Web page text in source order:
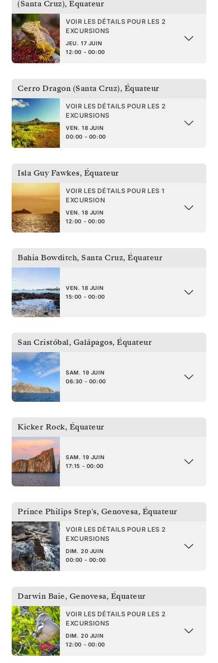
(Santa Cruz), Équateur
VOIR LES DÉTAILS POUR LES 2
EXCURSIONS
JEU. 17 JUIN
12:00 - 00:00
Cerro Dragon (Santa Cruz), Équateur
VOIR LES DÉTAILS POUR LES 2
EXCURSIONS
VEN. 18 JUIN
00:00 - 00:00
Isla Guy Fawkes, Équateur
VOIR LES DÉTAILS POUR LES 1
EXCURSION
VEN. 18 JUIN
12:00 - 00:00
Bahia Bowditch, Santa Cruz, Équateur
VEN. 18 JUIN
15:00 - 00:00
San Cristóbal, Galápagos, Équateur
SAM. 19 JUIN
06:30 - 00:00
Kicker Rock, Équateur
SAM. 19 JUIN
17:15 - 00:00
Prince Philips Step's, Genovesa, Équateur
VOIR LES DÉTAILS POUR LES 2
EXCURSIONS
DIM. 20 JUIN
00:00 - 00:00
Darwin Baie, Genovesa, Équateur
VOIR LES DÉTAILS POUR LES 2
EXCURSIONS
DIM. 20 JUIN
12:00 - 00:00